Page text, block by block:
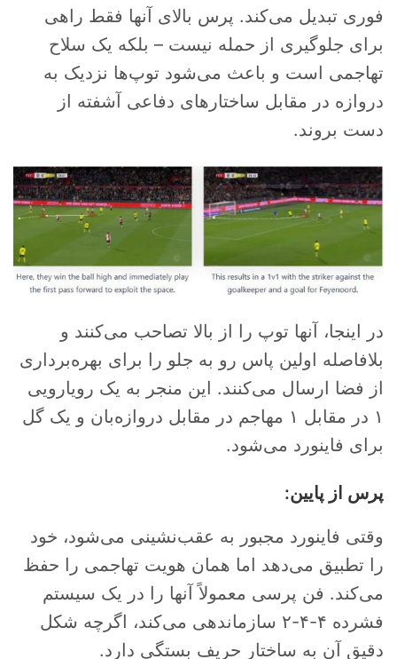
فوری تبدیل می‌کند. پرس بالای آنها فقط راهی
برای جلوگیری از حمله نیست – بلکه یک سلاح
تهاجمی است و باعث می‌شود توپ‌ها نزدیک به
دروازه در مقابل ساختارهای دفاعی آشفته از
دست بروند.
در اینجا، آنها توپ را از بالا تصاحب می‌کنند و
بلافاصله اولین پاس رو به جلو را برای بهره‌برداری
از فضا ارسال می‌کنند. این منجر به یک رویارویی
۱ در مقابل ۱ مهاجم در مقابل دروازه‌بان و یک گل
برای فاینورد می‌شود.
پرس از پایین:
وقتی فاینورد مجبور به عقب‌نشینی می‌شود، خود
را تطبیق می‌دهد اما همان هویت تهاجمی را حفظ
می‌کند. فن پرسی معمولاً آنها را در یک سیستم
فشرده ۴-۴-۲ سازماندهی می‌کند، اگرچه شکل
دقیق آن به ساختار حریف بستگی دارد.
برای ثبت نام در باشگاه و مدرسه فوتبال درفک البرز تماس بگیرید09193631098